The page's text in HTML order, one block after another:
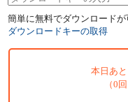
簡単に無料でダウンロードが
ダウンロードキーの取得
本日あと
（0